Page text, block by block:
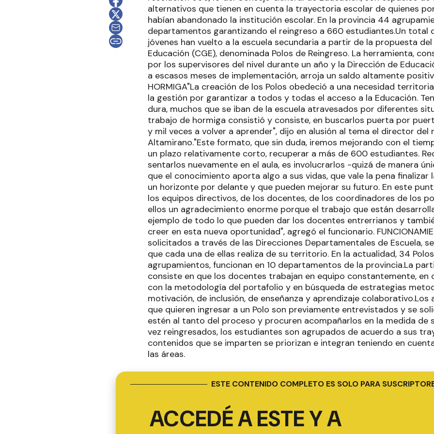
alternativos que tienen en cuenta la trayectoria escolar de quienes
habían abandonado la institución escolar. En la provincia 44
departamentos garantizando el reingreso a 660 estudiantes.Un total
jóvenes han vuelto a la escuela secundaria a partir de la propuesta
Educación (CGE), denominada Polos de Reingreso. La herramienta,
por los supervisores del nivel durante un año y la Dirección de
a escasos meses de implementación, arroja un saldo altamente
HORMIGA"La creación de los Polos obedeció a una necesidad
la gestión por garantizar a todos y todas el acceso a la Educación.
dura, muchos que se iban de la escuela atravesados por diferentes
trabajo de hormiga consistió y consiste, en buscarlos puerta por
y mil veces a volver a aprender", dijo en alusión al tema el director del
Altamirano."Este formato, que sin duda, iremos mejorando con el
un plazo relativamente corto, recuperar a más de 600 estudiantes.
sentarlos nuevamente en el aula, es involucrarlos -quizá de manera
que el conocimiento aporta algo a sus vidas, que vale la pena finalizar
un horizonte por delante y que pueden mejorar su futuro. En este
los equipos directivos, de los docentes, de los coordinadores de los
ellos un agradecimiento enorme porque el trabajo que están
ejemplo de todo lo que pueden dar los docentes entrerrianos y
creer en esta nueva oportunidad", agregó el funcionario.
solicitados a través de las Direcciones Departamentales de Escuela,
que cada una de ellas realiza de su territorio. En la actualidad, 34
agrupamientos, funcionan en 10 departamentos de la provincia.La
consiste en que los docentes trabajan en equipo constantemente,
con la metodología del portafolio y en búsqueda de estrategias
motivación, de inclusión, de enseñanza y aprendizaje colaborativo.Los
que quieren ingresar a un Polo son previamente entrevistados y se
estén al tanto del proceso y procuren acompañarlos en la medida de
vez reingresados, los estudiantes son agrupados de acuerdo a sus
contenidos que se imparten se priorizan e integran teniendo en
las áreas.
ESTE CONTENIDO COMPLETO ES SOLO PARA
ACCEDÉ A ESTE Y A